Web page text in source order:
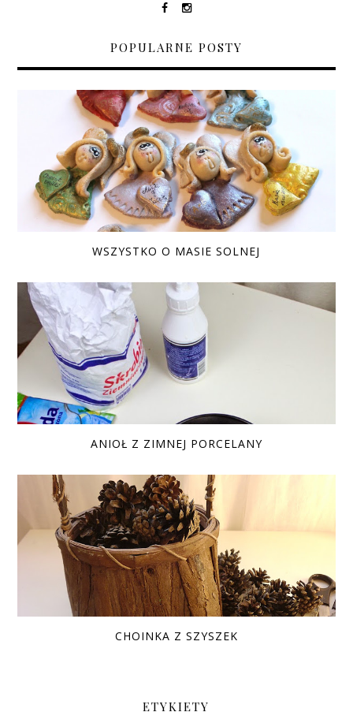
POPULARNE POSTY
WSZYSTKO O MASIE SOLNEJ
ANIOŁ Z ZIMNEJ PORCELANY
CHOINKA Z SZYSZEK
ETYKIETY